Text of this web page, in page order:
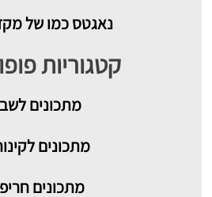
נאגטס כמו של
קטגוריות
מתכונים
מתכונים
מתכונים